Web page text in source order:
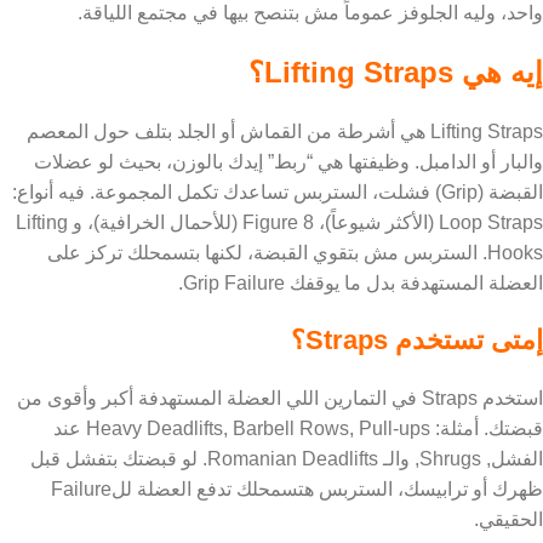
واحد، وليه الجلوفز عموماً مش بتنصح بيها في مجتمع اللياقة.
إيه هي Lifting Straps؟
Lifting Straps هي أشرطة من القماش أو الجلد بتلف حول المعصم
والبار أو الدامبل. وظيفتها هي “ربط” إيدك بالوزن، بحيث لو عضلات
القبضة (Grip) فشلت، الستربس تساعدك تكمل المجموعة. فيه أنواع:
Loop Straps (الأكثر شيوعاً)، Figure 8 (للأحمال الخرافية)، و Lifting
Hooks. الستربس مش بتقوي القبضة، لكنها بتسمحلك تركز على
العضلة المستهدفة بدل ما يوقفك Grip Failure.
إمتى تستخدم Straps؟
استخدم Straps في التمارين اللي العضلة المستهدفة أكبر وأقوى من
قبضتك. أمثلة: Heavy Deadlifts, Barbell Rows, Pull-ups عند
الفشل, Shrugs, والـ Romanian Deadlifts. لو قبضتك بتفشل قبل
ظهرك أو ترابيسك، الستربس هتسمحلك تدفع العضلة للFailure
الحقيقي.